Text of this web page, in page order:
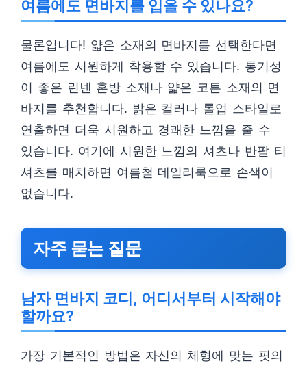
여름에도 면바지를 입을 수 있나요?
물론입니다! 얇은 소재의 면바지를 선택한다면
여름에도 시원하게 착용할 수 있습니다. 통기성
이 좋은 린넨 혼방 소재나 얇은 코튼 소재의 면
바지를 추천합니다. 밝은 컬러나 롤업 스타일로
연출하면 더욱 시원하고 경쾌한 느낌을 줄 수
있습니다. 여기에 시원한 느낌의 셔츠나 반팔 티
셔츠를 매치하면 여름철 데일리룩으로 손색이
없습니다.
자주 묻는 질문
남자 면바지 코디, 어디서부터 시작해야
할까요?
가장 기본적인 방법은 자신의 체형에 맞는 핏의